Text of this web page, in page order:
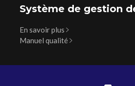
Système de gestion
En savoir plus
Manuel qualité